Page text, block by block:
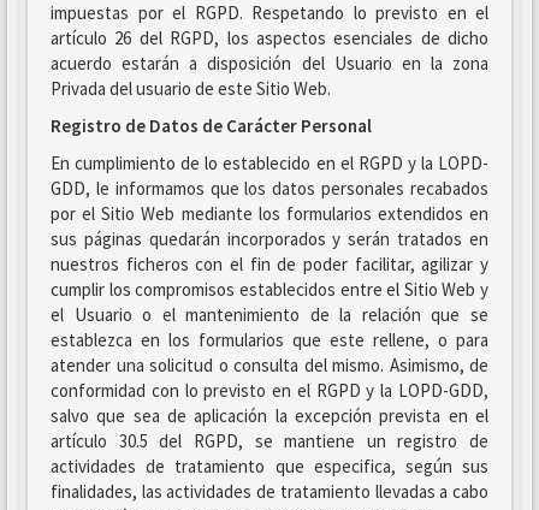
impuestas por el RGPD. Respetando lo previsto en el
artículo 26 del RGPD, los aspectos esenciales de dicho
acuerdo estarán a disposición del Usuario en la zona
Privada del usuario de este Sitio Web.
Registro de Datos de Carácter Personal
En cumplimiento de lo establecido en el RGPD y la LOPD-
GDD, le informamos que los datos personales recabados
por el Sitio Web mediante los formularios extendidos en
sus páginas quedarán incorporados y serán tratados en
nuestros ficheros con el fin de poder facilitar, agilizar y
cumplir los compromisos establecidos entre el Sitio Web y
el Usuario o el mantenimiento de la relación que se
establezca en los formularios que este rellene, o para
atender una solicitud o consulta del mismo. Asimismo, de
conformidad con lo previsto en el RGPD y la LOPD-GDD,
salvo que sea de aplicación la excepción prevista en el
artículo 30.5 del RGPD, se mantiene un registro de
actividades de tratamiento que especifica, según sus
finalidades, las actividades de tratamiento llevadas a cabo